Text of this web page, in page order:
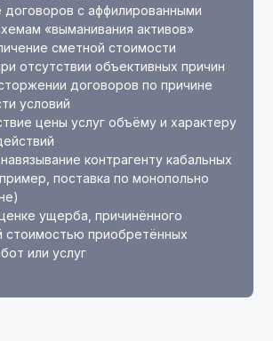
договоров с аффилированными
«выманивания активов»
сметной стоимости
отсутствии объективных причин
договоров по причине
условий
цены услуг объёму и характеру
контрагенту кабальных
поставка по монопольно
ущерба, причинённого
стоимостью приобретённых
или услуг